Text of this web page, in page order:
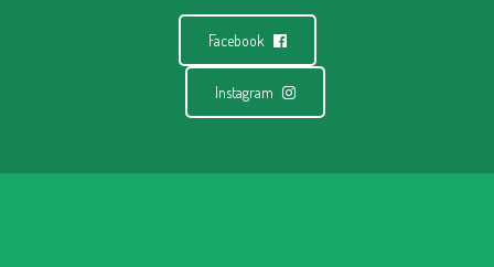
Facebook
Instagram